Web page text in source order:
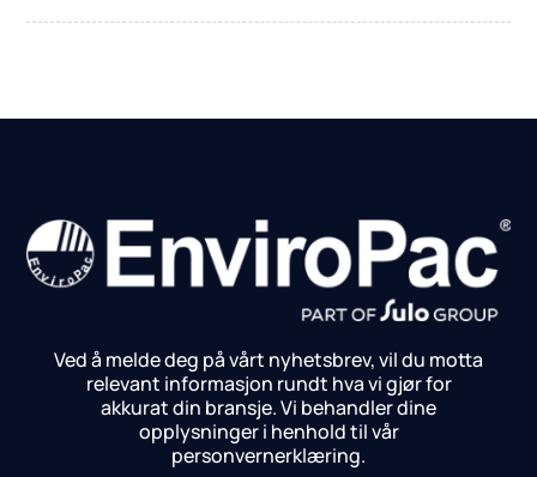
Ved å melde deg på vårt nyhetsbrev, vil du motta
relevant informasjon rundt hva vi gjør for
akkurat din bransje.Vi behandler dine
opplysninger i henhold til vår
personvernerklæring.